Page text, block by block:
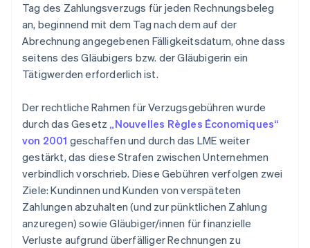
Tag des Zahlungsverzugs für jeden Rechnungsbeleg
an, beginnend mit dem Tag nach dem auf der
Abrechnung angegebenen Fälligkeitsdatum, ohne dass
seitens des Gläubigers bzw. der Gläubigerin ein
Tätigwerden erforderlich ist.
Der rechtliche Rahmen für Verzugsgebühren wurde
durch das Gesetz „Nouvelles Règles Économiques“
von 2001 geschaffen und durch das LME weiter
gestärkt, das diese Strafen zwischen Unternehmen
verbindlich vorschrieb. Diese Gebühren verfolgen zwei
Ziele: Kundinnen und Kunden von verspäteten
Zahlungen abzuhalten (und zur pünktlichen Zahlung
anzuregen) sowie Gläubiger/innen für finanzielle
Verluste aufgrund überfälliger Rechnungen zu